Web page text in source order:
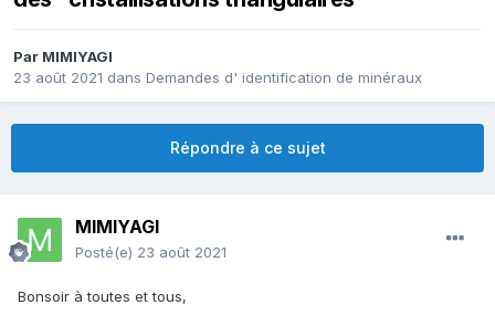
Par MIMIYAGI
23 août 2021 dans Demandes d' identification de minéraux
Répondre à ce sujet
MIMIYAGI
Posté(e) 23 août 2021
Bonsoir à toutes et tous,